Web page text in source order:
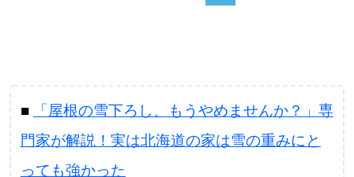
■
「屋根の雪下ろし、もうやめませんか？」専
門家が解説！実は北海道の家は雪の重みにと
っても強かった